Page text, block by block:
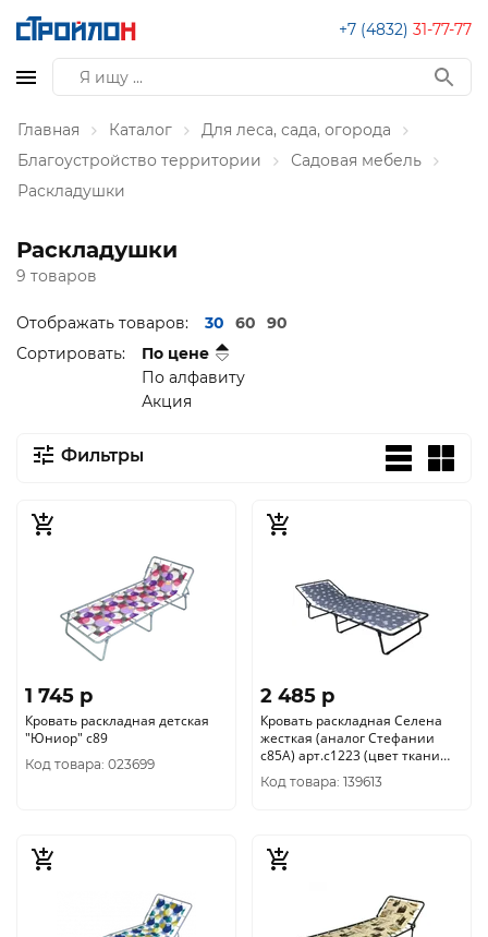
+7 (4832) 31-77-77
Главная Каталог
Для леса, сада, огорода
Благоустройство территории
Садовая мебель
Раскладушки
Раскладушки
9 товаров
Отображать товаров: 30 60
90
Сортировать:
По цене
По алфавиту
Акция
Фильтры
1 745 p
Кровать раскладная детская
"Юниор" с89
Код товара: 023699
2 485 p
Кровать раскладная Селена
жесткая (аналог Стефании
с85А) арт.с1223 (цвет ткани
серый рис.одуванчик (
Код товара: 139613